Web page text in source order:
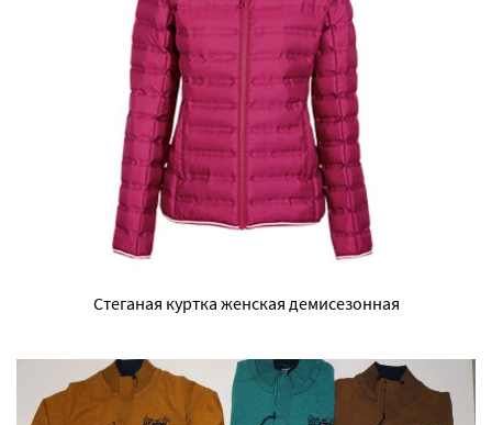
Стеганая куртка женская демисезонная